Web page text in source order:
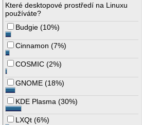
Které desktopové prostředí na Linuxu
používáte?
Budgie (10%)
Cinnamon (7%)
COSMIC (2%)
GNOME (18%)
KDE Plasma (30%)
LXQt (6%)